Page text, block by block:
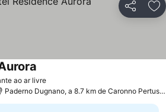
Partilhar
ao ar livreVer preços
Paderno Dugnano, a 8.7 km de Caronno